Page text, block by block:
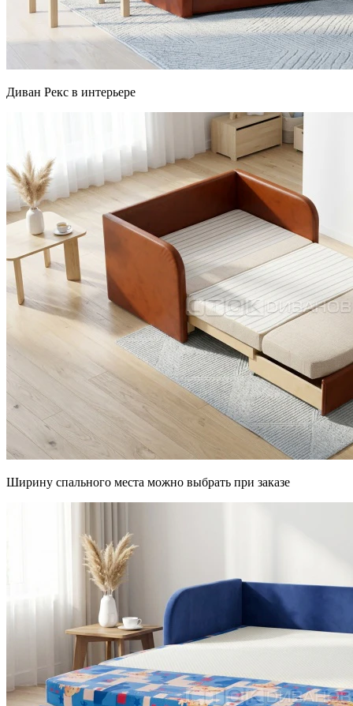
Диван Рекс в интерьере
Ширину спального места можно выбрать при заказе